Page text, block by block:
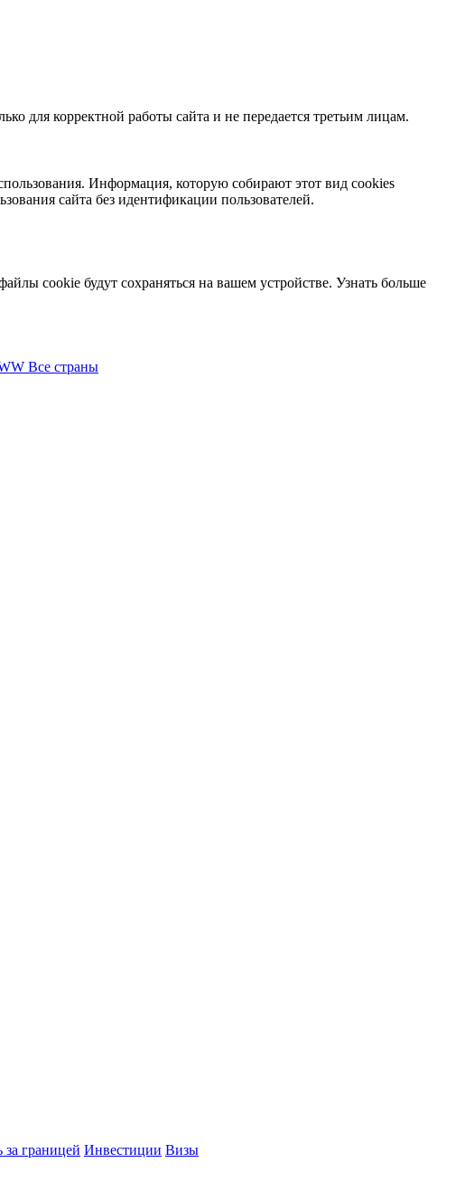
для корректной работы сайта и не передается третьим лицам.
Информация, которую собирают этот вид cookies
сайта без идентификации пользователей.
cookie будут сохраняться на вашем устройстве. Узнать больше
Все страны
границей Инвестиции Визы